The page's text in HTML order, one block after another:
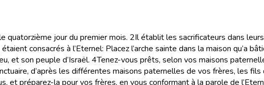
quatorzième jour du premier mois. 2Il établit les sacrificateurs dans
consacrés à l’Eternel: Placez l’arche sainte dans la maison qu’a
et son peuple d’Israël. 4Tenez-vous prêts, selon vos maisons
d’après les différentes maisons paternelles de vos frères, les fils
et préparez-la pour vos frères, en vous conformant à la parole de